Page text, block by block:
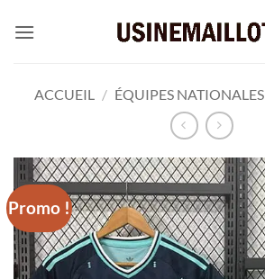
ACCUEIL / ÉQUIPES NATIONALES
Promo !